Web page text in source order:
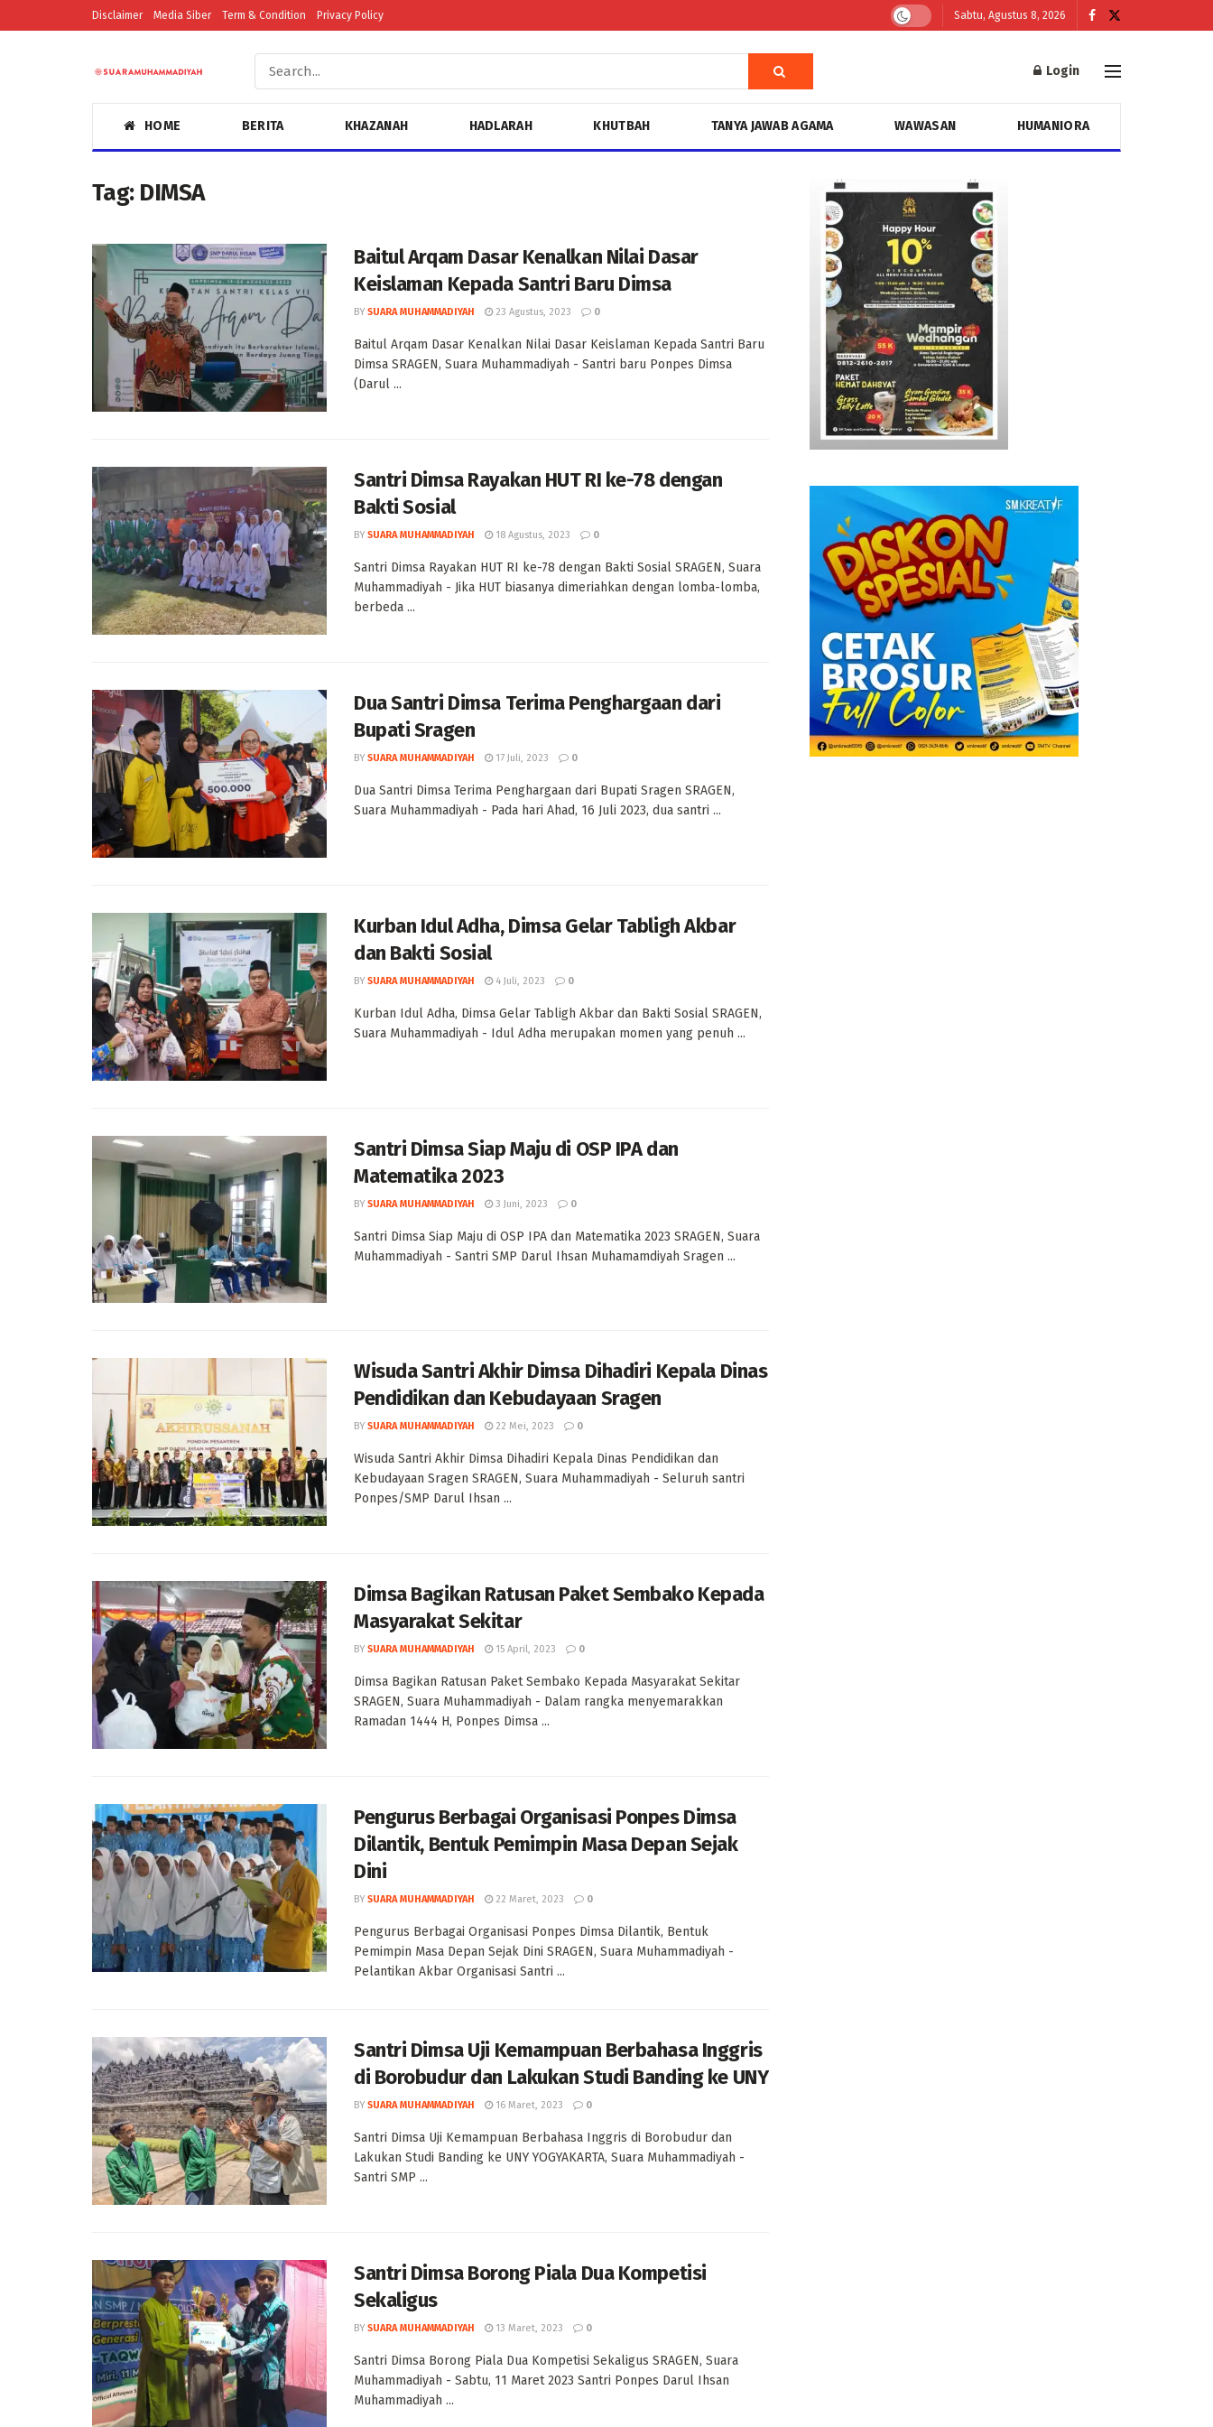
Disclaimer Media Siber Term & Condition Privacy Policy Sabtu, Agustus 8, 2026
Login
HOME BERITA KHAZANAH HADLARAH KHUTBAH TANYA JAWAB AGAMA WAWASAN HUMANIORA
Tag: DIMSA
Baitul Arqam Dasar Kenalkan Nilai Dasar
Keislaman Kepada Santri Baru Dimsa
BY SUARA MUHAMMADIYAH 23 Agustus, 2023 0
Baitul Arqam Dasar Kenalkan Nilai Dasar Keislaman Kepada Santri Baru
Dimsa SRAGEN, Suara Muhammadiyah - Santri baru Ponpes Dimsa
(Darul ...
Santri Dimsa Rayakan HUT RI ke-78 dengan
Bakti Sosial
BY SUARA MUHAMMADIYAH 18 Agustus, 2023 0
Santri Dimsa Rayakan HUT RI ke-78 dengan Bakti Sosial SRAGEN, Suara
Muhammadiyah - Jika HUT biasanya dimeriahkan dengan lomba-lomba,
berbeda ...
Dua Santri Dimsa Terima Penghargaan dari
Bupati Sragen
BY SUARA MUHAMMADIYAH 17 Juli, 2023 0
Dua Santri Dimsa Terima Penghargaan dari Bupati Sragen SRAGEN,
Suara Muhammadiyah - Pada hari Ahad, 16 Juli 2023, dua santri ...
Kurban Idul Adha, Dimsa Gelar Tabligh Akbar
dan Bakti Sosial
BY SUARA MUHAMMADIYAH 4 Juli, 2023 0
Kurban Idul Adha, Dimsa Gelar Tabligh Akbar dan Bakti Sosial SRAGEN,
Suara Muhammadiyah - Idul Adha merupakan momen yang penuh ...
Santri Dimsa Siap Maju di OSP IPA dan
Matematika 2023
BY SUARA MUHAMMADIYAH 3 Juni, 2023 0
Santri Dimsa Siap Maju di OSP IPA dan Matematika 2023 SRAGEN, Suara
Muhammadiyah - Santri SMP Darul Ihsan Muhamamdiyah Sragen ...
Wisuda Santri Akhir Dimsa Dihadiri Kepala Dinas
Pendidikan dan Kebudayaan Sragen
BY SUARA MUHAMMADIYAH 22 Mei, 2023 0
Wisuda Santri Akhir Dimsa Dihadiri Kepala Dinas Pendidikan dan
Kebudayaan Sragen SRAGEN, Suara Muhammadiyah - Seluruh santri
Ponpes/SMP Darul Ihsan ...
Dimsa Bagikan Ratusan Paket Sembako Kepada
Masyarakat Sekitar
BY SUARA MUHAMMADIYAH 15 April, 2023 0
Dimsa Bagikan Ratusan Paket Sembako Kepada Masyarakat Sekitar
SRAGEN, Suara Muhammadiyah - Dalam rangka menyemarakkan
Ramadan 1444 H, Ponpes Dimsa ...
Pengurus Berbagai Organisasi Ponpes Dimsa
Dilantik, Bentuk Pemimpin Masa Depan Sejak
Dini
BY SUARA MUHAMMADIYAH 22 Maret, 2023 0
Pengurus Berbagai Organisasi Ponpes Dimsa Dilantik, Bentuk
Pemimpin Masa Depan Sejak Dini SRAGEN, Suara Muhammadiyah -
Pelantikan Akbar Organisasi Santri ...
Santri Dimsa Uji Kemampuan Berbahasa Inggris
di Borobudur dan Lakukan Studi Banding ke UNY
BY SUARA MUHAMMADIYAH 16 Maret, 2023 0
Santri Dimsa Uji Kemampuan Berbahasa Inggris di Borobudur dan
Lakukan Studi Banding ke UNY YOGYAKARTA, Suara Muhammadiyah -
Santri SMP ...
Santri Dimsa Borong Piala Dua Kompetisi
Sekaligus
BY SUARA MUHAMMADIYAH 13 Maret, 2023 0
Santri Dimsa Borong Piala Dua Kompetisi Sekaligus SRAGEN, Suara
Muhammadiyah - Sabtu, 11 Maret 2023 Santri Ponpes Darul Ihsan
Muhammadiyah ...